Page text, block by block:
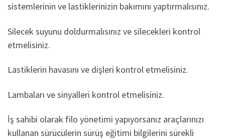
sistemlerinin ve lastiklerinizin bakımını yaptırmalısınız.
Silecek suyunu doldurmalısınız ve silecekleri kontrol
etmelisiniz.
Lastiklerin havasını ve dişleri kontrol etmelisiniz.
Lambaları ve sinyalleri kontrol etmelisiniz.
İş sahibi olarak filo yönetimi yapıyorsanız araçlarınızı
kullanan sürücülerin sürüş eğitimi bilgilerini sürekli